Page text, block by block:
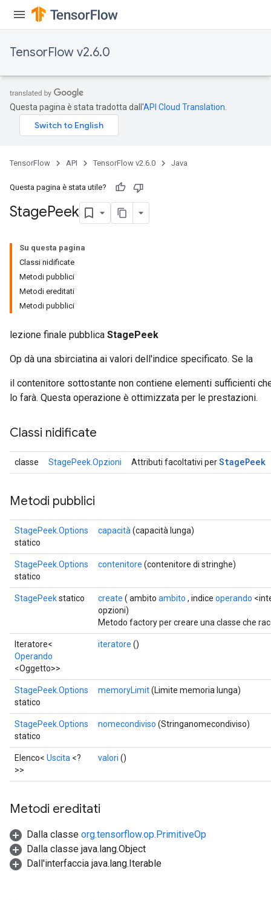
TensorFlow v2.6.0
Questa pagina è stata tradotta dall'API Cloud Translation
TensorFlow API TensorFlow v2.6.0 Java
Questa pagina è stata utile?
StagePeek
Su questa pagina
Classi nidificate
Metodi pubblici
Metodi ereditati
Metodi pubblici
lezione finale pubblica StagePeek
Op dà una sbirciatina ai valori dell'indice specificato. Se la
il contenitore sottostante non contiene elementi sufficienti
lo farà. Questa operazione è ottimizzata per le prestazioni.
Classi nidificate
classe StagePeek.Opzioni Attributi facoltativi perStagePeek
Metodi pubblici
StagePeek.Options
statico
capacità (capacità lunga)
StagePeek.Options
statico
contenitore (contenitore di stringhe)
StagePeekstatico create ( ambito ambito , indice operando
opzioni)
Metodo factory per creare una classe che
Iteratore<
Operando
<Oggetto>>
iteratore ()
StagePeek.Options
statico
memoryLimit(Limite memoria lunga)
StagePeek.Options
statico
nomecondiviso (Stringanomecondiviso)
Elenco< Uscita <?
>>
valori ()
Metodi ereditati
Dalla classe org.tensorflow.op.PrimitiveOp
Dalla classe java.lang.Object
Dall'interfaccia java.lang.Iterable